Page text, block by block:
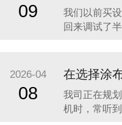
09
我们以前买
回来调试了
品质量的长
该从哪些方
质：“七分工
是精密的“
2026-04
08
我司正在规
机时，常听